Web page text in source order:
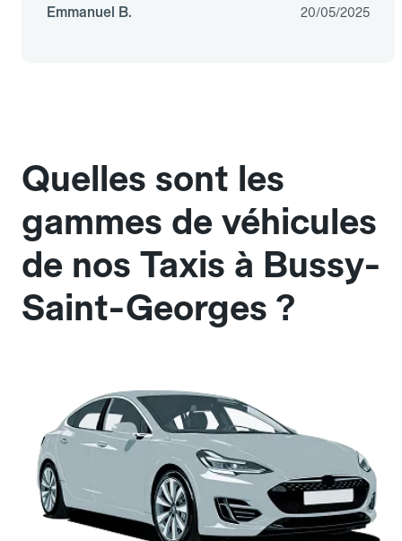
Emmanuel B. 20/05/2025
Quelles sont les
gammes de véhicules
de nos Taxis à Bussy-
Saint-Georges ?